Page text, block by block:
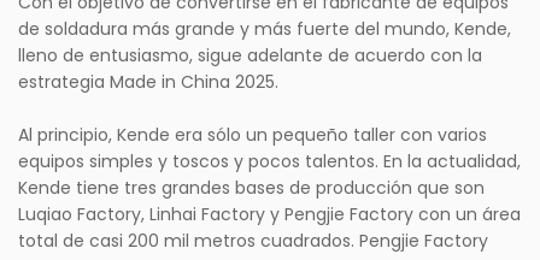
de soldadura más grande y más fuerte del mundo, Kende,
lleno de entusiasmo, sigue adelante de acuerdo con la
estrategia Made in China 2025.
Al principio, Kende era sólo un pequeño taller con varios
equipos simples y toscos y pocos talentos. En la actualidad,
Kende tiene tres grandes bases de producción que son
Luqiao Factory, Linhai Factory y Pengjie Factory con un área
total de casi 200 mil metros cuadrados. Pengjie Factory